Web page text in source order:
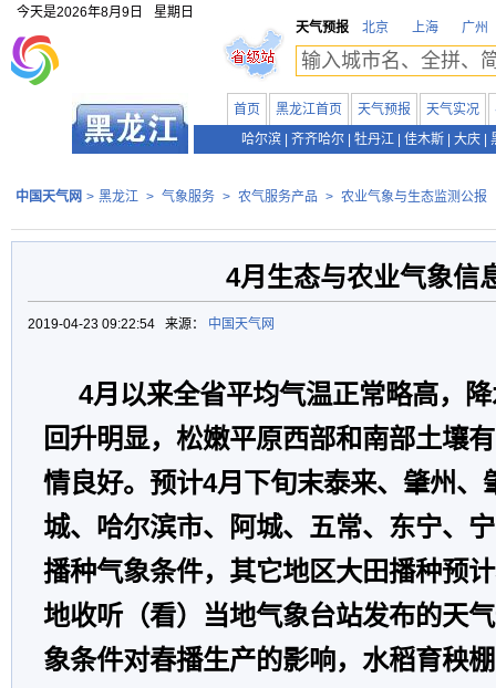
今天是2026年8月9日
星期日
天气预报
北京 上海 广州
首页 黑龙江首页 天气预报 天气实况
哈尔滨
齐齐哈尔 牡丹江 佳木斯 大庆
中国天气网 > 黑龙江 > 气象服务 > 农气服务产品 > 农业气象与生态监测公报
4月生态与农业气象信
2019-04-23 09:22:54 来源： 中国天气网
4月以来全省平均气温正常略高，
回升明显，松嫩平原西部和南部土壤
情良好。预计4月下旬末泰来、肇州、
城、哈尔滨市、阿城、五常、东宁、
播种气象条件，其它地区大田播种预
地收听（看）当地气象台站发布的天
象条件对春播生产的影响，水稻育秧